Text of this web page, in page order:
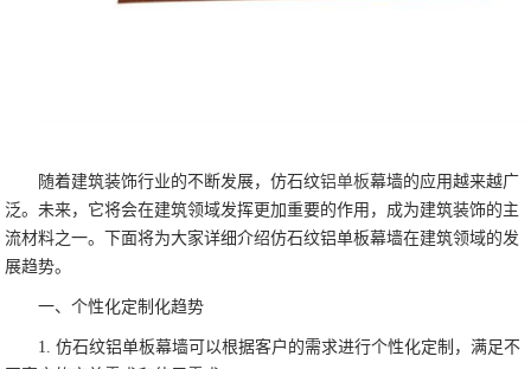
随着建筑装饰行业的不断发展，仿石纹铝单板幕墙的应用越来越广
泛。未来，它将会在建筑领域发挥更加重要的作用，成为建筑装饰的主
流材料之一。下面将为大家详细介绍仿石纹铝单板幕墙在建筑领域的发
展趋势。
一、个性化定制化趋势
1. 仿石纹铝单板幕墙可以根据客户的需求进行个性化定制，满足不